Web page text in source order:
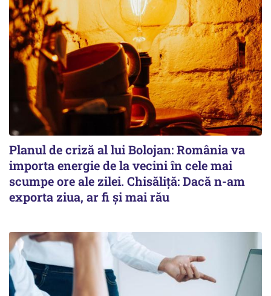
Planul de criză al lui Bolojan: România va
importa energie de la vecini în cele mai
scumpe ore ale zilei. Chisăliță: Dacă n-am
exporta ziua, ar fi și mai rău